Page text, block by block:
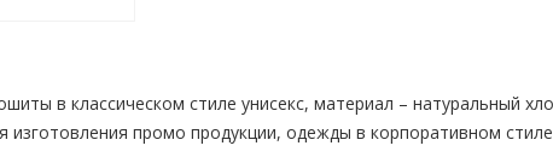
в классическом стиле унисекс, материал – натуральный
изготовления промо продукции, одежды в корпоративном